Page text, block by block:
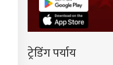
ट्रेडिंग पर्याय